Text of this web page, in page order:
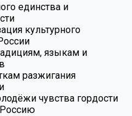
единства и
культурного
языкам и
разжигания
чувства гордости